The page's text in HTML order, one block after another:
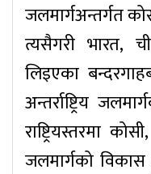
जलमार्गअन्तर्गत
त्यसैगरी भारत,
लिइएका
अन्तर्राष्ट्रिय
राष्ट्रियस्तरमा
जलमार्गको